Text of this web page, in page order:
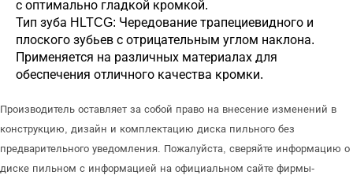
с оптимально гладкой кромкой.
Тип зуба HLTCG: Чередование трапециевидного и
плоского зубьев с отрицательным углом наклона.
Применяется на различных материалах для
обеспечения отличного качества кромки.
Производитель оставляет за собой право на внесение изменений в
конструкцию, дизайн и комплектацию диска пильного без
предварительного уведомления. Пожалуйста, сверяйте информацию о
диске пильном с информацией на официальном сайте фирмы-